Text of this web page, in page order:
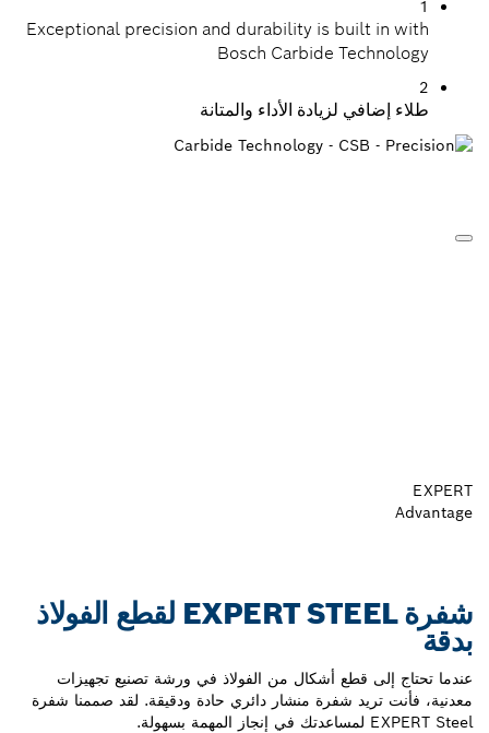
1
Exceptional precision and durability is built in with
Bosch Carbide Technology
2
طلاء إضافي لزيادة الأداء والمتانة
EXPERT
Advantage
شفرة EXPERT STEEL لقطع الفولاذ
بدقة
عندما تحتاج إلى قطع أشكال من الفولاذ في ورشة تصنيع تجهيزات
معدنية، فأنت تريد شفرة منشار دائري حادة ودقيقة. لقد صممنا شفرة
EXPERT Steel لمساعدتك في إنجاز المهمة بسهولة.